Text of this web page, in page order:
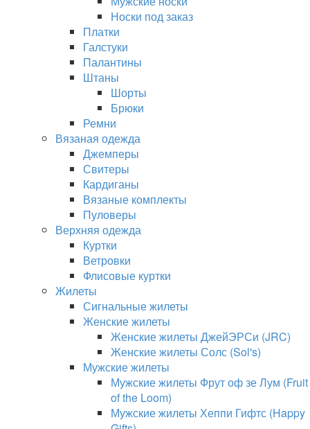
Носки под заказ
Платки
Галстуки
Палантины
Штаны
Шорты
Брюки
Ремни
Вязаная одежда
Джемперы
Свитеры
Кардиганы
Вязаные комплекты
Пуловеры
Верхняя одежда
Куртки
Ветровки
Флисовые куртки
Жилеты
Сигнальные жилеты
Женские жилеты
Женские жилеты ДжейЭРСи (JRC)
Женские жилеты Солс (Sol's)
Мужские жилеты
Мужские жилеты Фрут оф зе Лум (Fruit
of the Loom)
Мужские жилеты Хеппи Гифтс (Happy